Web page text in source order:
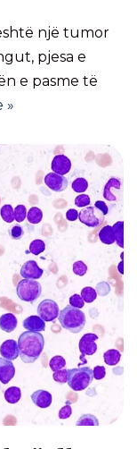
një tumor
pjesa e
e pasme të
»